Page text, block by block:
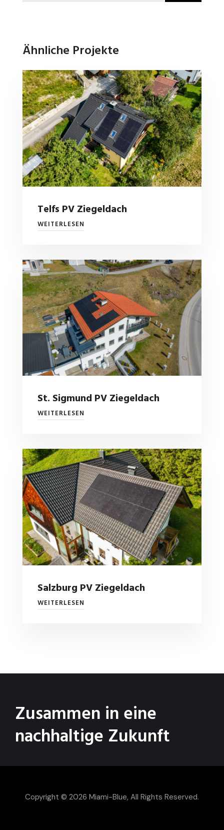
Ähnliche Projekte
Telfs PV Ziegeldach
WEITERLESEN
St. Sigmund PV Ziegeldach
WEITERLESEN
Salzburg PV Ziegeldach
WEITERLESEN
Zusammen in eine
nachhaltige Zukunft
Copyright © 2026 Miami-Blue, All Rights Reserved.